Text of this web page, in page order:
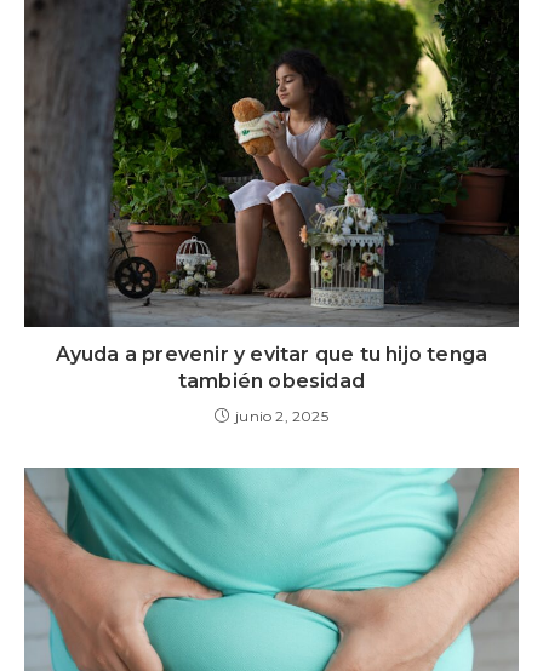
Ayuda a prevenir y evitar que tu hijo tenga
también obesidad
junio 2, 2025